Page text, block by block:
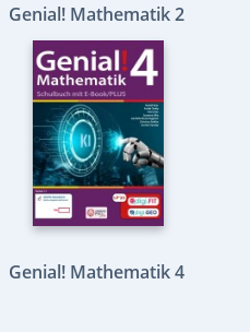
Genial! Mathematik 2
Genial! Mathematik 4